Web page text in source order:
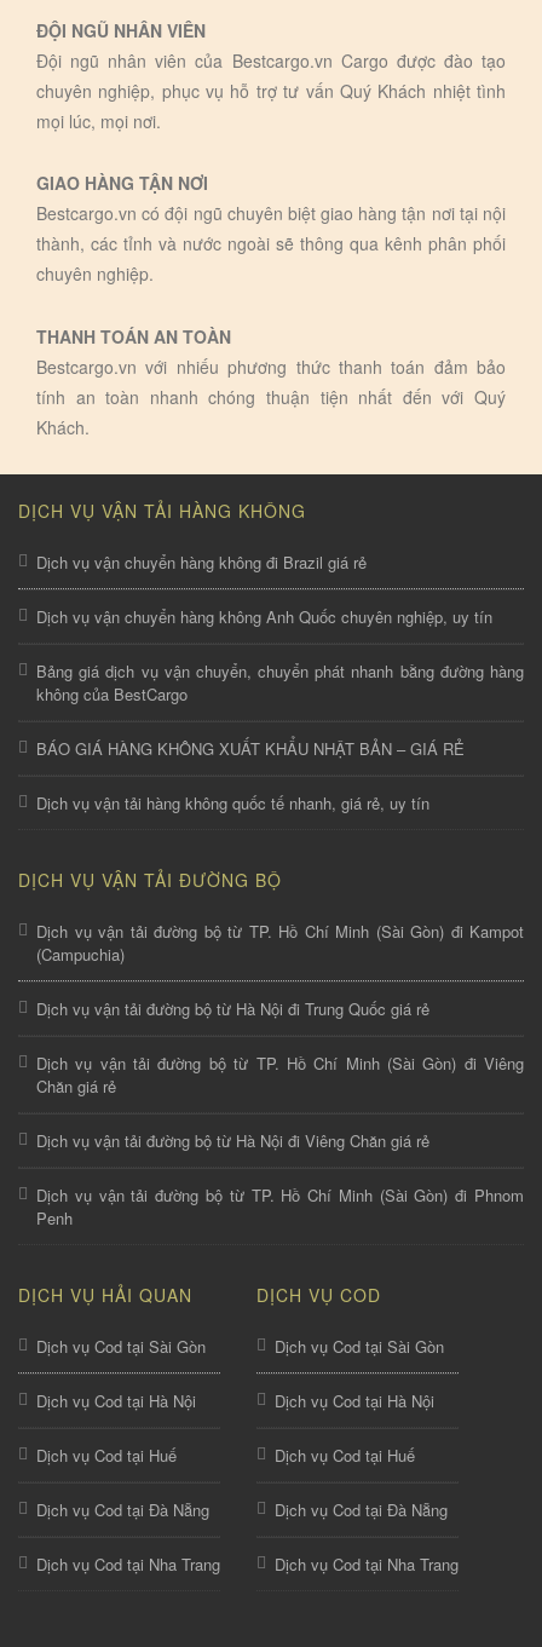
ĐỘI NGŨ NHÂN VIÊN
Đội ngũ nhân viên của Bestcargo.vn Cargo được đào tạo
chuyên nghiệp, phục vụ hỗ trợ tư vấn Quý Khách nhiệt tình
mọi lúc, mọi nơi.
GIAO HÀNG TẬN NƠI
Bestcargo.vn có đội ngũ chuyên biệt giao hàng tận nơi tại nội
thành, các tỉnh và nước ngoài sẽ thông qua kênh phân phối
chuyên nghiệp.
THANH TOÁN AN TOÀN
Bestcargo.vn với nhiếu phương thức thanh toán đảm bảo
tính an toàn nhanh chóng thuận tiện nhất đến với Quý
Khách.
DỊCH VỤ VẬN TẢI HÀNG KHÔNG
Dịch vụ vận chuyển hàng không đi Brazil giá rẻ
Dịch vụ vận chuyển hàng không Anh Quốc chuyên nghiệp, uy tín
Bảng giá dịch vụ vận chuyển, chuyển phát nhanh bằng đường hàng
không của BestCargo
BÁO GIÁ HÀNG KHÔNG XUẤT KHẨU NHẬT BẢN – GIÁ RẺ
Dịch vụ vận tải hàng không quốc tế nhanh, giá rẻ, uy tín
DỊCH VỤ VẬN TẢI ĐƯỜNG BỘ
Dịch vụ vận tải đường bộ từ TP. Hồ Chí Minh (Sài Gòn) đi Kampot
(Campuchia)
Dịch vụ vận tải đường bộ từ Hà Nội đi Trung Quốc giá rẻ
Dịch vụ vận tải đường bộ từ TP. Hồ Chí Minh (Sài Gòn) đi Viêng
Chăn giá rẻ
Dịch vụ vận tải đường bộ từ Hà Nội đi Viêng Chăn giá rẻ
Dịch vụ vận tải đường bộ từ TP. Hồ Chí Minh (Sài Gòn) đi Phnom
Penh
DỊCH VỤ HẢI QUAN
Dịch vụ Cod tại Sài Gòn
Dịch vụ Cod tại Hà Nội
Dịch vụ Cod tại Huế
Dịch vụ Cod tại Đà Nẵng
Dịch vụ Cod tại Nha Trang
DỊCH VỤ COD
Dịch vụ Cod tại Sài Gòn
Dịch vụ Cod tại Hà Nội
Dịch vụ Cod tại Huế
Dịch vụ Cod tại Đà Nẵng
Dịch vụ Cod tại Nha Trang